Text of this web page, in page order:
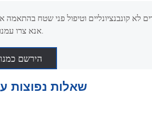
לא קונבנציונליים וטיפול פני שטח בהתאמה
אנא צרו עמנו קשר.
הירשם
שאלות נפוצות